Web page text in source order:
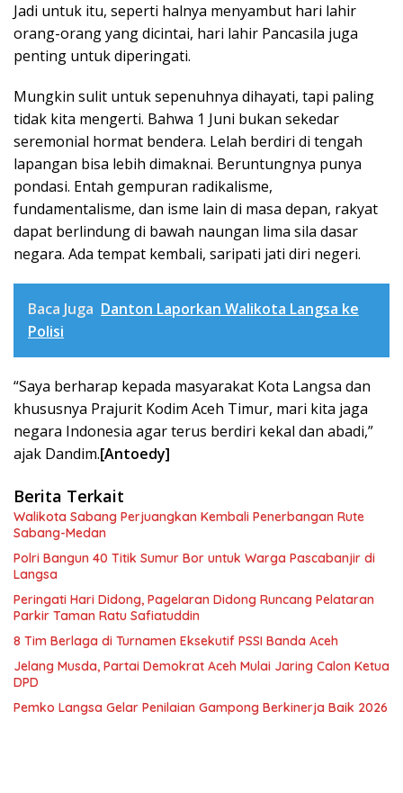
Jadi untuk itu, seperti halnya menyambut hari lahir
orang-orang yang dicintai, hari lahir Pancasila juga
penting untuk diperingati.
Mungkin sulit untuk sepenuhnya dihayati, tapi paling
tidak kita mengerti. Bahwa 1 Juni bukan sekedar
seremonial hormat bendera. Lelah berdiri di tengah
lapangan bisa lebih dimaknai. Beruntungnya punya
pondasi. Entah gempuran radikalisme,
fundamentalisme, dan isme lain di masa depan, rakyat
dapat berlindung di bawah naungan lima sila dasar
negara. Ada tempat kembali, saripati jati diri negeri.
Baca Juga Danton Laporkan Walikota Langsa ke
Polisi
“Saya berharap kepada masyarakat Kota Langsa dan
khususnya Prajurit Kodim Aceh Timur, mari kita jaga
negara Indonesia agar terus berdiri kekal dan abadi,”
ajak Dandim.[Antoedy]
Berita Terkait
Walikota Sabang Perjuangkan Kembali Penerbangan Rute
Sabang-Medan
Polri Bangun 40 Titik Sumur Bor untuk Warga Pascabanjir di
Langsa
Peringati Hari Didong, Pagelaran Didong Runcang Pelataran
Parkir Taman Ratu Safiatuddin
8 Tim Berlaga di Turnamen Eksekutif PSSI Banda Aceh
Jelang Musda, Partai Demokrat Aceh Mulai Jaring Calon Ketua
DPD
Pemko Langsa Gelar Penilaian Gampong Berkinerja Baik 2026